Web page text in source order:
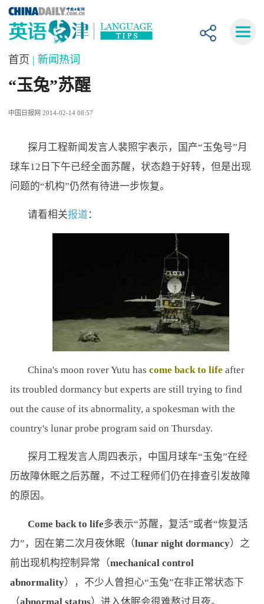
首页 | 新闻热词
“玉兔”苏醒
中国日报网 2014-02-14 08:57
探月工程新闻发言人裴照宇表示，国产“玉兔号”月
球车12日下午已经全面苏醒，状态趋于好转，但是出现
问题的“机构”仍然有待进一步恢复。
请看相关报道 ：
China's moon rover Yutu has come back to life after
its troubled dormancy but experts are still trying to find
out the cause of its abnormality, a spokesman with the
country's lunar probe program said on Thursday.
探月工程发言人周四表示，中国月球车“玉兔”在经
历故障休眠之后苏醒，不过工程师们仍在排查引发故障
的原因。
Come back to life多表示“苏醒，复活”或者“恢复活
力”，因在第二次月夜休眠（lunar night dormancy）之
前出现机构控制异常（mechanical control
abnormality），不少人曾担心“玉兔”在非正常状态下
（abnormal status）进入休眠会很难熬过月夜。